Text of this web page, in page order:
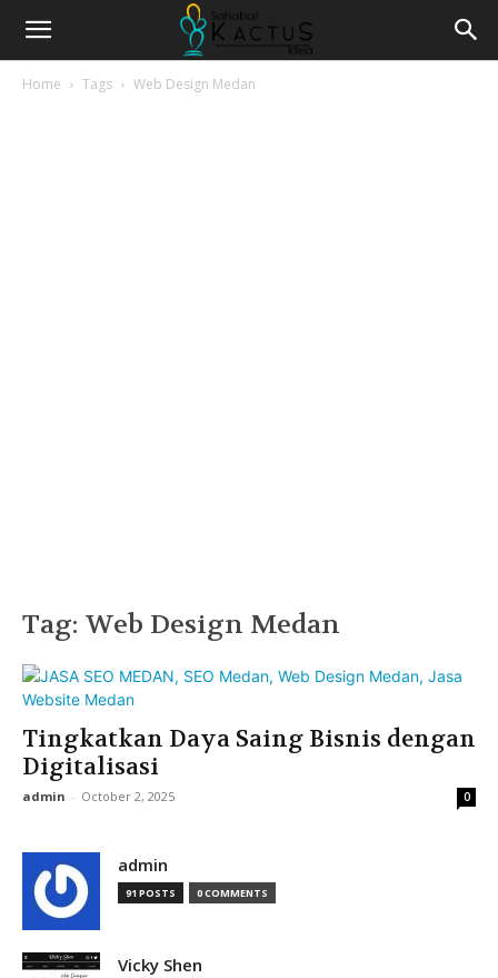
Home Tags Web Design Medan
Tag: Web Design Medan
Tingkatkan Daya Saing Bisnis dengan
Digitalisasi
admin - October 2, 2025 0
admin
91 POSTS 0 COMMENTS
Vicky Shen